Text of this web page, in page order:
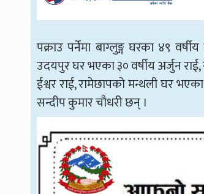
पक्राउ पर्नेमा बाग्लुङ्ग घरका ४९
उदयपुर घर भएका ३० वर्षीय अर्जुन
ईश्वर राई, रामेछापको मन्थली घर
सन्दीप कुमार चौधरी छन् ।